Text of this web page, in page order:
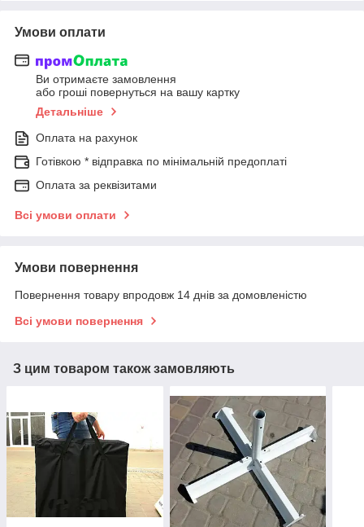
Умови оплати
Ви отримаєте замовлення
або гроші повернуться на вашу картку
Детальніше
Оплата на рахунок
Готівкою * відправка по мінімальній предоплаті
Оплата за реквізитами
Всі умови оплати
Умови повернення
Повернення товару впродовж 14 днів за домовленістю
Всі умови повернення
З цим товаром також замовляють